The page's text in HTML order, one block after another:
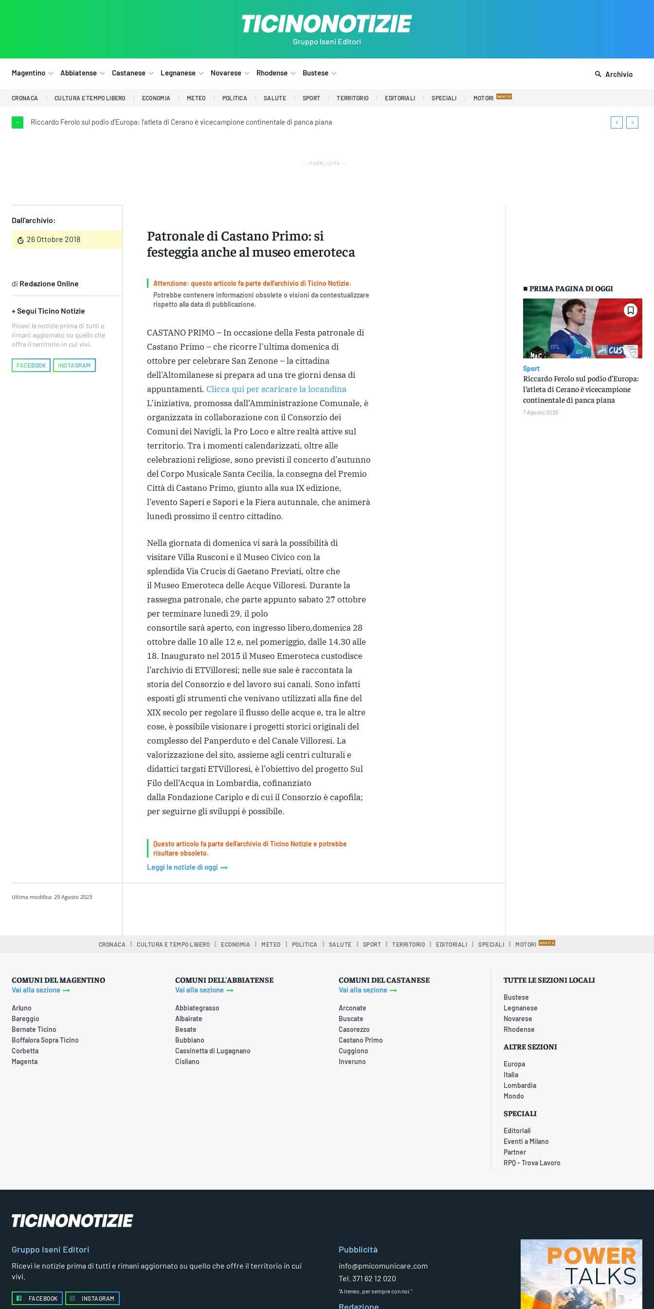
Gruppo Iseni Editori
Magentino Abbiatense Castanese Legnanese Novarese Rhodense Bustese Archivio
CRONACA CULTURA E TEMPO LIBERO ECONOMIA METEO POLITICA SALUTE SPORT TERRITORIO EDITORIALI SPECIALI MOTORI
• Riccardo Ferolo sul podio d’Europa: l’atleta di Cerano è vicecampione continentale di panca piana
― PUBBLICITÀ ―
Dall'archivio:
26 Ottobre 2018
Patronale di Castano Primo: si
festeggia anche al museo emeroteca
di Redazione Online
+ Segui Ticino Notizie
Ricevi le notizie prima di tutti e
rimani aggiornato su quello che
offre il territorio in cui vivi.
FACEBOOK INSTAGRAM
Attenzione: questo articolo fa parte dell'archivio di Ticino Notizie.
Potrebbe contenere informazioni obsolete o visioni da contestualizzare
rispetto alla data di pubblicazione.
CASTANO PRIMO – In occasione della Festa patronale di
Castano Primo – che ricorre l’ultima domenica di
ottobre per celebrare San Zenone – la cittadina
dell’Altomilanese si prepara ad una tre giorni densa di
appuntamenti. Clicca qui per scaricare la locandina
L’iniziativa, promossa dall’Amministrazione Comunale, è
organizzata in collaborazione con il Consorzio dei
Comuni dei Navigli, la Pro Loco e altre realtà attive sul
territorio. Tra i momenti calendarizzati, oltre alle
celebrazioni religiose, sono previsti il concerto d’autunno
del Corpo Musicale Santa Cecilia, la consegna del Premio
Città di Castano Primo, giunto alla sua IX edizione,
l’evento Saperi e Sapori e la Fiera autunnale, che animerà
lunedì prossimo il centro cittadino.
Nella giornata di domenica vi sarà la possibilità di
visitare Villa Rusconi e il Museo Civico con la
splendida Via Crucis di Gaetano Previati, oltre che
il Museo Emeroteca delle Acque Villoresi. Durante la
rassegna patronale, che parte appunto sabato 27 ottobre
per terminare lunedì 29, il polo
consortile sarà aperto, con ingresso libero,domenica 28
ottobre dalle 10 alle 12 e, nel pomeriggio, dalle 14.30 alle
18. Inaugurato nel 2015 il Museo Emeroteca custodisce
l’archivio di ETVilloresi; nelle sue sale è raccontata la
storia del Consorzio e del lavoro sui canali. Sono infatti
esposti gli strumenti che venivano utilizzati alla fine del
XIX secolo per regolare il flusso delle acque e, tra le altre
cose, è possibile visionare i progetti storici originali del
complesso del Panperduto e del Canale Villoresi. La
valorizzazione del sito, assieme agli centri culturali e
didattici targati ETVilloresi, è l’obiettivo del progetto Sul
Filo dell’Acqua in Lombardia, cofinanziato
dalla Fondazione Cariplo e di cui il Consorzio è capofila;
per seguirne gli sviluppi è possibile.
Questo articolo fa parte dell'archivio di Ticino Notizie e potrebbe
risultare obsoleto.
Leggi le notizie di oggi
■ PRIMA PAGINA DI OGGI
Sport
Riccardo Ferolo sul podio d’Europa:
l’atleta di Cerano è vicecampione
continentale di panca piana
7 Agosto 2026
Ultima modifica: 29 Agosto 2023
CRONACA CULTURA E TEMPO LIBERO ECONOMIA METEO POLITICA SALUTE SPORT TERRITORIO EDITORIALI SPECIALI MOTORI
COMUNI DEL MAGENTINO
Vai alla sezione
Arluno
Bareggio
Bernate Ticino
Boffalora Sopra Ticino
Corbetta
Magenta
COMUNI DELL'ABBIATENSE
Vai alla sezione
Abbiategrasso
Albairate
Besate
Bubbiano
Cassinetta di Lugagnano
Cisliano
COMUNI DEL CASTANESE
Vai alla sezione
Arconate
Buscate
Casorezzo
Castano Primo
Cuggiono
Inveruno
TUTTE LE SEZIONI LOCALI
Bustese
Legnanese
Novarese
Rhodense
ALTRE SEZIONI
Europa
Italia
Lombardia
Mondo
SPECIALI
Editoriali
Eventi a Milano
Partner
RPQ - Trova Lavoro
Gruppo Iseni Editori
Ricevi le notizie prima di tutti e rimani aggiornato su quello che offre il territorio in cui
vivi.
FACEBOOK INSTAGRAM
Pubblicità
info@pmicomunicare.com
Tel. 371 62 12 020
"A Ireneo, per sempre con noi."
Redazione